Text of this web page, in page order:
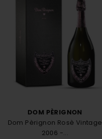
DOM PÈRIGNON
Dom Pèrignon Rosè Vintage
2006 -...